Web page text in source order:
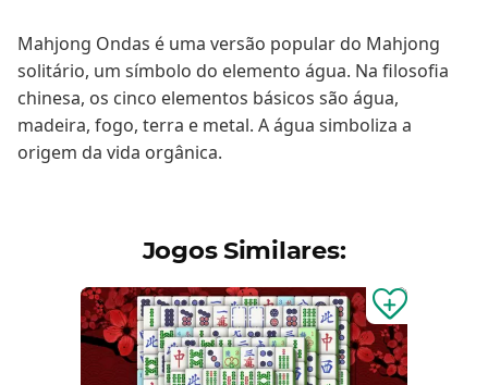
Mahjong Ondas é uma versão popular do Mahjong
solitário, um símbolo do elemento água. Na filosofia
chinesa, os cinco elementos básicos são água,
madeira, fogo, terra e metal. A água simboliza a
origem da vida orgânica.
Jogos Similares: